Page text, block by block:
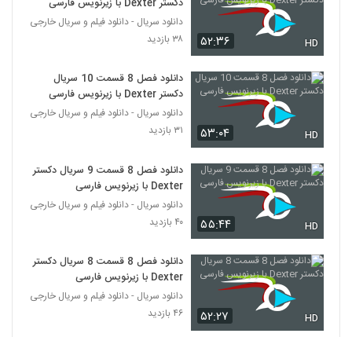
۵۲:۳۶ HD
دکستر Dexter با زیرنویس فارسی
دانلود سریال - دانلود فیلم و سریال خارجی
۳۸ بازدید
۵۳:۰۴ HD
دانلود فصل 8 قسمت 10 سریال
دکستر Dexter با زیرنویس فارسی
دانلود سریال - دانلود فیلم و سریال خارجی
۳۱ بازدید
۵۵:۴۴ HD
دانلود فصل 8 قسمت 9 سریال دکستر
Dexter با زیرنویس فارسی
دانلود سریال - دانلود فیلم و سریال خارجی
۴۰ بازدید
۵۲:۲۷ HD
دانلود فصل 8 قسمت 8 سریال دکستر
Dexter با زیرنویس فارسی
دانلود سریال - دانلود فیلم و سریال خارجی
۴۶ بازدید